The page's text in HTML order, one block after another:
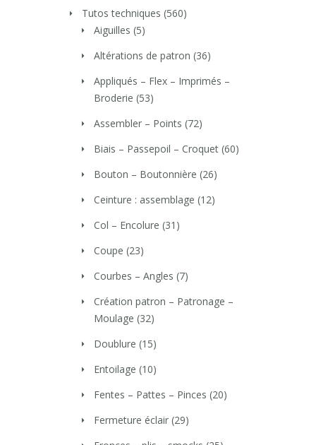
Tutos techniques (560)
Aiguilles (5)
Altérations de patron (36)
Appliqués – Flex – Imprimés –
Broderie (53)
Assembler – Points (72)
Biais – Passepoil – Croquet (60)
Bouton – Boutonnière (26)
Ceinture : assemblage (12)
Col – Encolure (31)
Coupe (23)
Courbes – Angles (7)
Création patron – Patronage –
Moulage (32)
Doublure (15)
Entoilage (10)
Fentes – Pattes – Pinces (20)
Fermeture éclair (29)